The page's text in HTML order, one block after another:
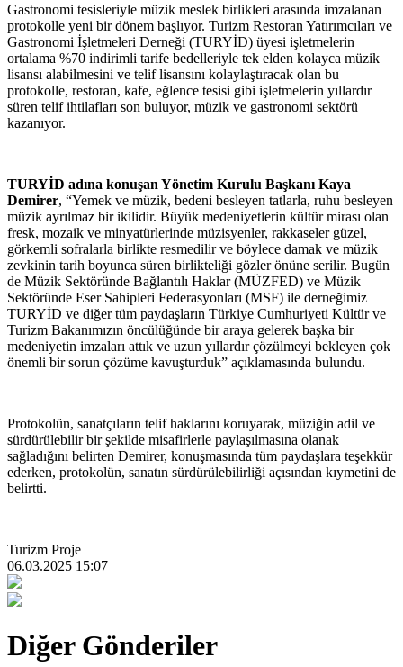
Gastronomi tesisleriyle müzik meslek birlikleri arasında imzalanan
protokolle yeni bir dönem başlıyor. Turizm Restoran Yatırımcıları ve
Gastronomi İşletmeleri Derneği (TURYİD) üyesi işletmelerin
ortalama %70 indirimli tarife bedelleriyle tek elden kolayca müzik
lisansı alabilmesini ve telif lisansını kolaylaştıracak olan bu
protokolle, restoran, kafe, eğlence tesisi gibi işletmelerin yıllardır
süren telif ihtilafları son buluyor, müzik ve gastronomi sektörü
kazanıyor.
TURYİD adına konuşan Yönetim Kurulu Başkanı Kaya
Demirer, “Yemek ve müzik, bedeni besleyen tatlarla, ruhu besleyen
müzik ayrılmaz bir ikilidir. Büyük medeniyetlerin kültür mirası olan
fresk, mozaik ve minyatürlerinde müzisyenler, rakkaseler güzel,
görkemli sofralarla birlikte resmedilir ve böylece damak ve müzik
zevkinin tarih boyunca süren birlikteliği gözler önüne serilir. Bugün
de Müzik Sektöründe Bağlantılı Haklar (MÜZFED) ve Müzik
Sektöründe Eser Sahipleri Federasyonları (MSF) ile derneğimiz
TURYİD ve diğer tüm paydaşların Türkiye Cumhuriyeti Kültür ve
Turizm Bakanımızın öncülüğünde bir araya gelerek başka bir
medeniyetin imzaları attık ve uzun yıllardır çözülmeyi bekleyen çok
önemli bir sorun çözüme kavuşturduk” açıklamasında bulundu.
Protokolün, sanatçıların telif haklarını koruyarak, müziğin adil ve
sürdürülebilir bir şekilde misafirlerle paylaşılmasına olanak
sağladığını belirten Demirer, konuşmasında tüm paydaşlara teşekkür
ederken, protokolün, sanatın sürdürülebilirliği açısından kıymetini de
belirtti.
Turizm Proje
06.03.2025 15:07
Diğer Gönderiler